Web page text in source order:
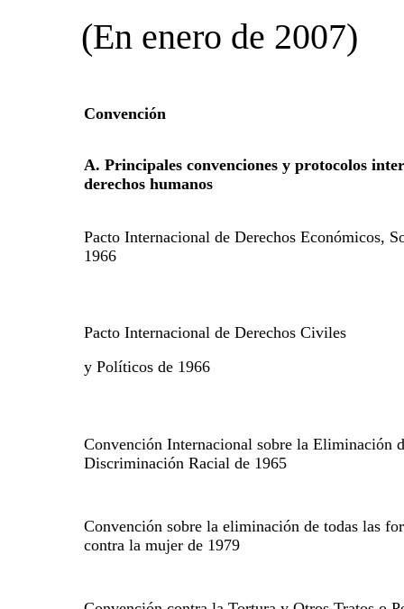
(En enero de 2007)
Convención
A. Principales convenciones y protocolos
derechos humanos
Pacto Internacional de Derechos Económicos,
1966
Pacto Internacional de Derechos Civiles
y Políticos de 1966
Convención Internacional sobre la Eliminación
Discriminación Racial de 1965
Convención sobre la eliminación de todas las
contra la mujer de 1979